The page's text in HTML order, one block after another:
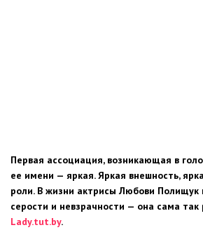
Первая ассоциация, возникающая в
ее имени — яркая. Яркая внешность,
роли. В жизни актрисы Любови Полищук
серости и невзрачности — она сама
Lady.tut.by.